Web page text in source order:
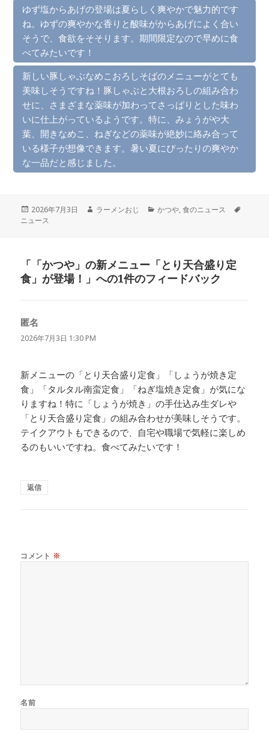
ゆず塩からあげの登場は夏らしく爽やかで魅力的です
ね。ゆずの爽やかな香りと酸味がからあげによく合い
そうで、食欲をそそります。期間限定なので早めに食
べてみたいです！
新しい豚しゃぶなめこおろしそばのメニューがとても
美味しそうですね！豚しゃぶと大根おろしの組み合わ
せに、さまざまな薬味が加わってさっぱりとした味わ
いに仕上がっているようです。特に、みょうがや大
葉、開きなめこ、ねぎなどの薬味が絶妙に絡み合って
いる様子が想像できます。暑い夏にぴったりの爽やか
な一品だと感じました。
投
稿
2026年7月3日
作
ラーメンおじ
カ
かつや,食のニュース
ニュース
「「かつや」の新メニュー「とり天合盛り定
食」が登場！」への1件のフィードバック
匿名
り:
2026年7月3日 1:30 PM
新メニューの「とり天合盛り定食」「しょうが焼き定
食」「タルタル南蛮定食」「ねぎ塩焼き定食」が気にな
りますね！特に「しょうが焼き」の手仕込み生ダレや
「とり天合盛り定食」の組み合わせが美味しそうです。
テイクアウトもできるので、自宅や職場で気軽に楽しめ
るのもいいですね。食べてみたいです！
返信
コメント ※
名前